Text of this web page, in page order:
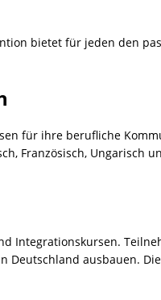
bietet für jeden den
für ihre berufliche
Französisch, Ungarisch
Integrationskursen.
Deutschland ausbauen.